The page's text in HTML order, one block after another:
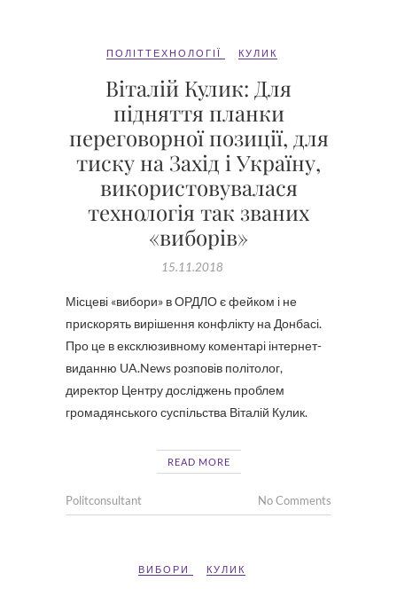
ПОЛІТТЕХНОЛОГІЇ КУЛИК
Віталій Кулик: Для
підняття планки
переговорної позиції, для
тиску на Захід і Україну,
використовувалася
технологія так званих
«виборів»
15.11.2018
Місцеві «вибори» в ОРДЛО є фейком і не
прискорять вирішення конфлікту на Донбасі.
Про це в ексклюзивному коментарі інтернет-
виданню UA.News розповів політолог,
директор Центру досліджень проблем
громадянського суспільства Віталій Кулик.
READ MORE
Politconsultant No Comments
ВИБОРИ КУЛИК